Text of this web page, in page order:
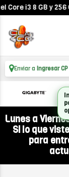
i3 8 GB y 256
Enviar a Ingresar
Lunes a
Si lo que
para